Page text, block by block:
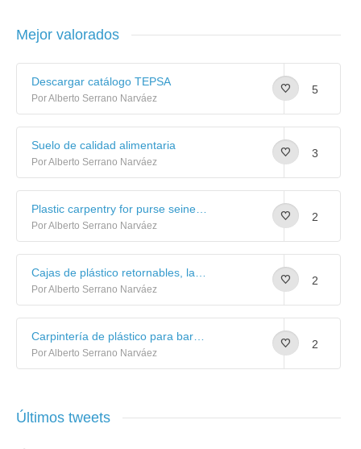
Mejor valorados
Descargar catálogo TEPSA
Por Alberto Serrano Narváez
5
Suelo de calidad alimentaria
Por Alberto Serrano Narváez
3
Plastic carpentry for purse seiner vessels: Image gallery
Por Alberto Serrano Narváez
2
Cajas de plástico retornables, las más sostenibles
Por Alberto Serrano Narváez
2
Carpintería de plástico para barcos de cerco: galería de imágenes
Por Alberto Serrano Narváez
2
Últimos tweets